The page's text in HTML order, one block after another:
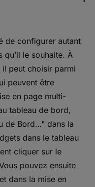
de configurer autant
le souhaite. À
il peut choisir parmi
peuvent être
en page multi-
tableau de bord,
de Bord…" dans la
dans le tableau
cliquer sur le
pouvez ensuite
dans la mise en